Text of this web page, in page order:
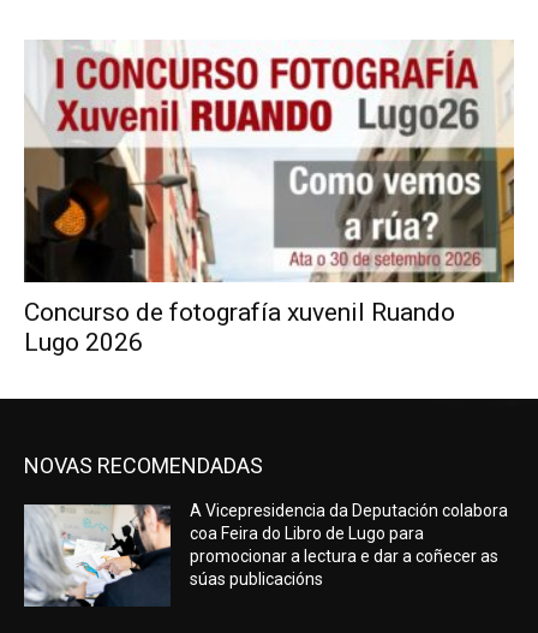
Concurso de fotografía xuvenil Ruando
Lugo 2026
NOVAS RECOMENDADAS
A Vicepresidencia da Deputación colabora
coa Feira do Libro de Lugo para
promocionar a lectura e dar a coñecer as
súas publicacións